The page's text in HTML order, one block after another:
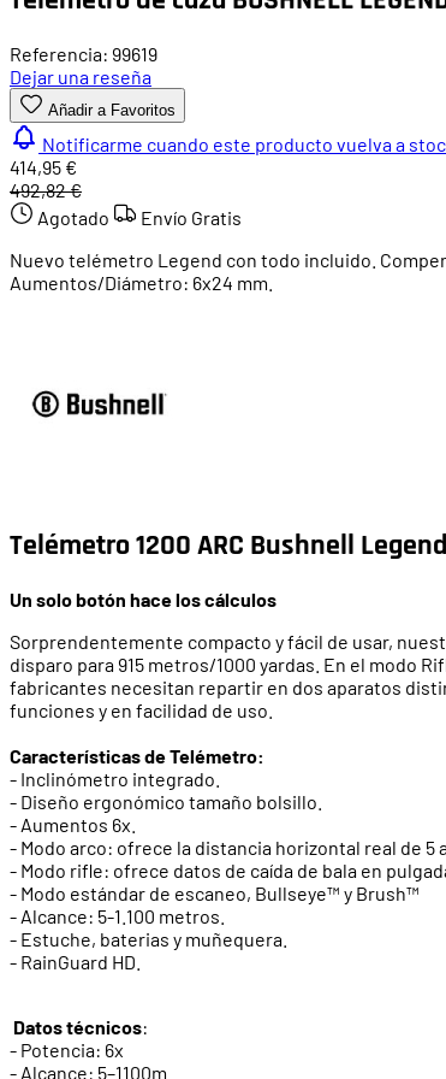
Referencia: 99619
Dejar una reseña
Añadir a Favoritos
Notificarme cuando este producto vuelva a
414,95 €
492,82 €
Agotado
Envío Gratis
Nuevo telémetro Legend con todo incluido.
Aumentos/Diámetro: 6x24 mm.
Telémetro 1200 ARC Bushnell
Un solo botón hace los cálculos
Sorprendentemente compacto y fácil de usar,
disparo para 915 metros/1000 yardas. En el modo
fabricantes necesitan repartir en dos aparatos
funciones y en facilidad de uso.
Características de Telémetro:
- Inclinómetro integrado.
- Diseño ergonómico tamaño bolsillo.
- Aumentos 6x.
- Modo arco: ofrece la distancia horizontal real de 5 a
- Modo rifle: ofrece datos de caída de bala en
- Modo estándar de escaneo, Bullseye™ y Brush™
- Alcance: 5-1.100 metros.
- Estuche, baterias y muñequera.
- RainGuard HD.
Datos técnicos:
- Potencia: 6x
- Alcance: 5–1100m.